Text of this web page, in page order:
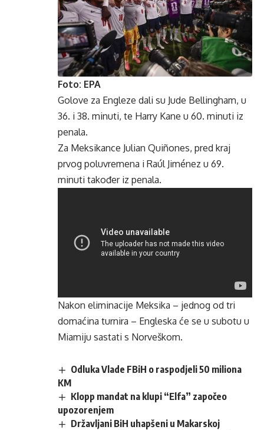
Foto: EPA
Golove za Engleze dali su Jude Bellingham, u
36. i 38. minuti, te Harry Kane u 60. minuti iz
penala.
Za Meksikance Julian Quiñones, pred kraj
prvog poluvremena i Raúl Jiménez u 69.
minuti također iz penala.
Nakon eliminacije Meksika – jednog od tri
domaćina turnira – Engleska će se u subotu u
Miamiju sastati s Norveškom.
Odluka Vlade FBiH o raspodjeli 50 miliona
KM
Klopp mandat na klupi “Elfa” započeo
upozorenjem
Državljani BiH uhapšeni u Makarskoj